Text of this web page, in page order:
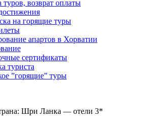
туров, возврат оплаты
на горящие туры
апартов в Хорватии
сертификаты
туриста
”горящие” туры
Шри Ланка — отели 3*